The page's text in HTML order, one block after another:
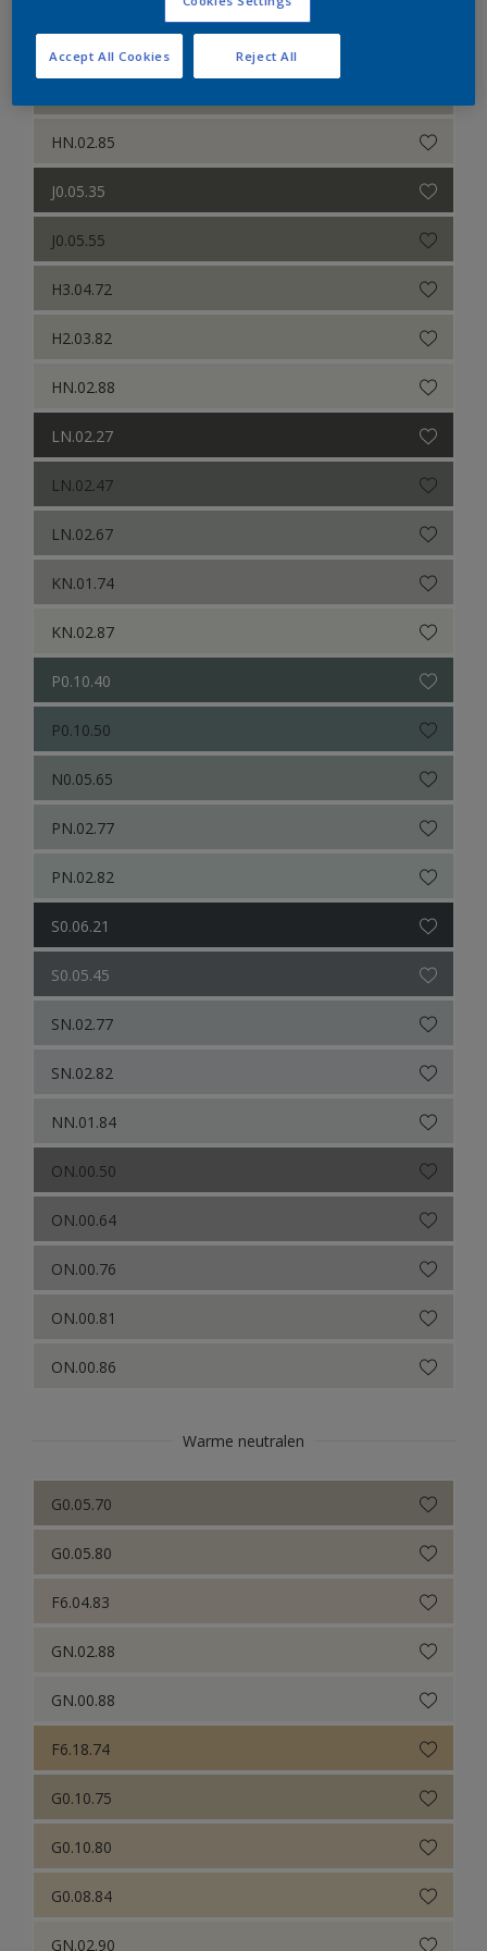
HN.02.85
J0.05.35
J0.05.55
H3.04.72
H2.03.82
HN.02.88
LN.02.27
LN.02.47
LN.02.67
KN.01.74
KN.02.87
P0.10.40
P0.10.50
N0.05.65
PN.02.77
PN.02.82
S0.06.21
S0.05.45
SN.02.77
SN.02.82
NN.01.84
ON.00.50
ON.00.64
ON.00.76
ON.00.81
ON.00.86
Warme neutralen
G0.05.70
G0.05.80
F6.04.83
GN.02.88
GN.00.88
F6.18.74
G0.10.75
G0.10.80
G0.08.84
GN.02.90
Reject All
Accept All Cookies